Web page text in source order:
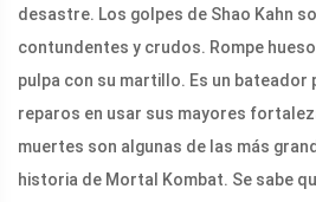
desastre. Los golpes de Shao Kahn
contundentes y crudos. Rompe
pulpa con su martillo. Es un bateador
reparos en usar sus mayores
muertes son algunas de las más
historia de Mortal Kombat. Se sabe